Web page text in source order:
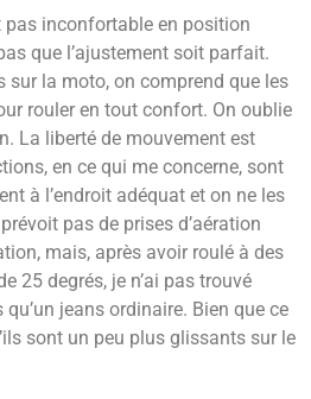
pas inconfortable en position
que l’ajustement soit parfait.
sur la moto, on comprend que les
rouler en tout confort. On oublie
La liberté de mouvement est
en ce qui me concerne, sont
à l’endroit adéquat et on ne les
pas de prises d’aération
mais, après avoir roulé à des
25 degrés, je n’ai pas trouvé
jeans ordinaire. Bien que ce
sont un peu plus glissants sur le